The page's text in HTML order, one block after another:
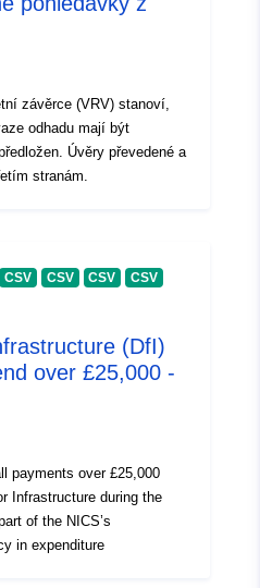
závěrce (VRV) stanoví,
odhadu mají být
převedené a
stranám.
CSV CSV CSV
CSV
(DfI)
over £25,000 -
payments over £25,000
Infrastructure during the
of the NICS’s
in expenditure